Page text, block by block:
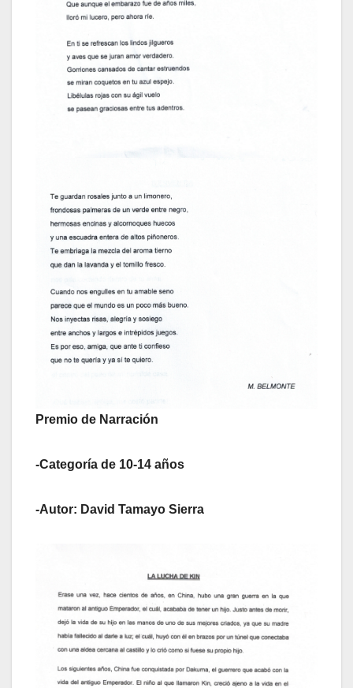
Premio de Narración
-Categoría de 10-14 años
-Autor: David Tamayo Sierra